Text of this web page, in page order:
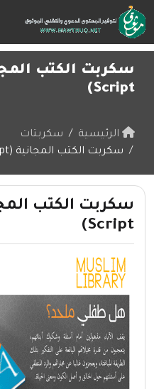
Script)
الرئيسية
سكربتات
سكربت الكتب المجانية (Free Books Script)
Script)